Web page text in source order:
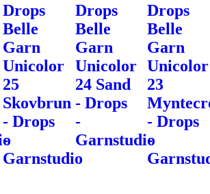
Drops
Belle
Garn
Unicolor
25
Skovbrun
- Drops
-
Garnstudio
Drops
Belle
Garn
Unicolor
24 Sand
- Drops
-
Garnstudio
Drops
Belle
Garn
Unicolor
23
- Drops
-